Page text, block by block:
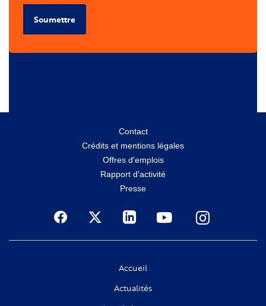
Soumettre
Contact
Crédits et mentions légales
Offres d'emplois
Rapport d'activité
Presse
Social
Accueil
Actualités